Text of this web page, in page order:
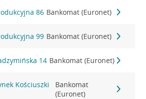
86 Bankomat (Euronet)
99 Bankomat (Euronet)
14 Bankomat (Euronet)
Kościuszki
Bankomat
(Euronet)